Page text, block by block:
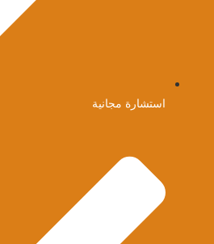
استشارة مجانية